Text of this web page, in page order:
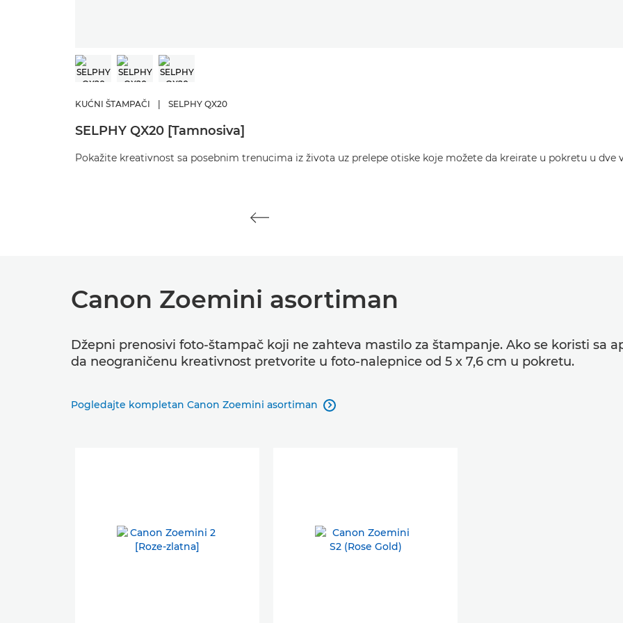
KUĆNI ŠTAMPAČI | SELPHY QX20
SELPHY QX20 [Tamnosiva]
Pokažite kreativnost sa posebnim trenucima iz života uz prelepe otiske koje možete da kreirate u pokretu u dve
Canon Zoemini asortiman
Džepni prenosivi foto-štampač koji ne zahteva mastilo za štampanje. Ako se koristi sa
da neograničenu kreativnost pretvorite u foto-nalepnice od 5 x 7,6 cm u pokretu.
Pogledajte kompletan Canon Zoemini asortiman 